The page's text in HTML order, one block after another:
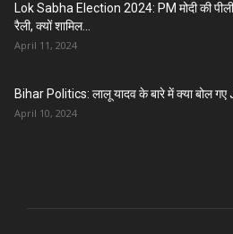
Lok Sabha Election 2024: PM मोदी की
रैली, क्यों शामिल...
April 11, 2024
Bihar Politics: लालू यादव के बारे में क्या बोल गए
April 10, 2024